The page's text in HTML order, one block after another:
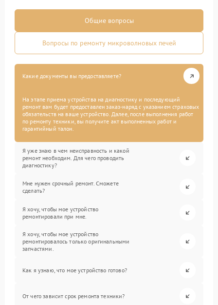
Общие вопросы
Вопросы по ремонту микроволновых печей
Какие документы вы предоставляете?
На этапе приема устройства на диагностику и последующий
ремонт вам будет предоставлен заказ-наряд с указанием страховых
обязательств на ваше устройство. Далее, после выполнения работ
по ремонту техники, вы получите акт выполненных работ и
гарантийный талон.
Я уже знаю в чем неисправность и какой
ремонт необходим. Для чего проводить
диагностику?
Мне нужен срочный ремонт. Сможете
сделать?
Я хочу, чтобы мое устройство
ремонтировали при мне.
Я хочу, чтобы мое устройство
ремонтировалось только оригинальными
запчастями.
Как я узнаю, что мое устройство готово?
От чего зависит срок ремонта техники?